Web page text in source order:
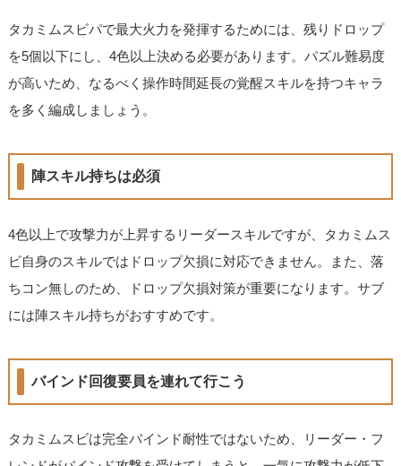
タカミムスビパで最大火力を発揮するためには、残りドロップ
を5個以下にし、4色以上決める必要があります。パズル難易度
が高いため、なるべく操作時間延長の覚醒スキルを持つキャラ
を多く編成しましょう。
陣スキル持ちは必須
4色以上で攻撃力が上昇するリーダースキルですが、タカミムス
ビ自身のスキルではドロップ欠損に対応できません。また、落
ちコン無しのため、ドロップ欠損対策が重要になります。サブ
には陣スキル持ちがおすすめです。
バインド回復要員を連れて行こう
タカミムスビは完全バインド耐性ではないため、リーダー・フ